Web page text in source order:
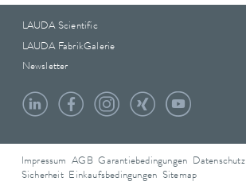
LAUDA Scientific
LAUDA FabrikGalerie
Newsletter
Impressum AGB Garantiebedingungen Datenschutz
Sicherheit Einkaufsbedingungen Sitemap